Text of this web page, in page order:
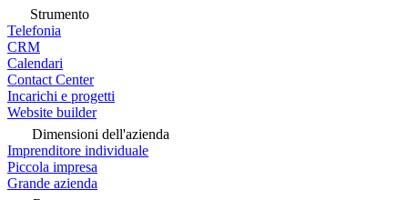
Strumento
Telefonia
CRM
Calendari
Contact Center
Incarichi e progetti
Website builder
Dimensioni dell'azienda
Imprenditore individuale
Piccola impresa
Grande azienda